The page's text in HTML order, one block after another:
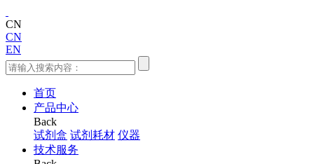
CN
CN
EN
首页
产品中心
Back
试剂盒 试剂耗材 仪器
技术服务